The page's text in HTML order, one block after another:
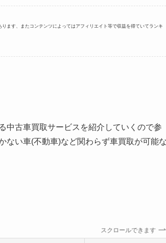
ます、またコンテンツによってはアフィリエイト等で収益を得ていてランキ
中古車買取サービスを紹介していくので参
ない車(不動車)など関わらず車買取が可能
スクロールできます